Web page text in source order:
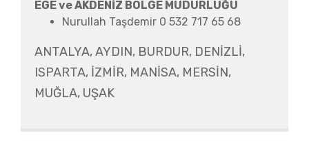
EGE ve AKDENİZ BÖLGE MÜDÜRLÜĞÜ
Nurullah Taşdemir 0 532 717 65 68
ANTALYA, AYDIN, BURDUR, DENİZLİ,
ISPARTA, İZMİR, MANİSA, MERSİN,
MUĞLA, UŞAK